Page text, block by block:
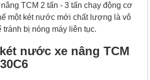
TCM 2 tấn - 3 tấn chạy động cơ
một két nước mới chất lượng là vô
tránh bị nóng máy liên tục.
nước xe nâng TCM